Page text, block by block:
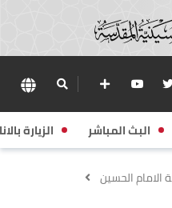
البث المباشر الزيارة
الحسين